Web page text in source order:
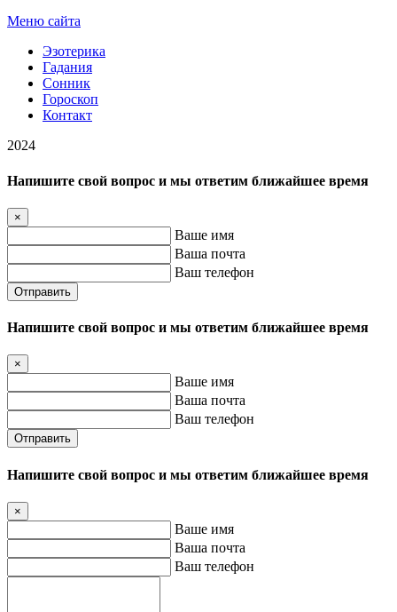
Меню сайта
Эзотерика
Гадания
Сонник
Гороскоп
Контакт
2024
Напишите свой вопрос и мы ответим ближайшее время
×
Ваше имя
Ваша почта
Ваш телефон
Отправить
Напишите свой вопрос и мы ответим ближайшее время
×
Ваше имя
Ваша почта
Ваш телефон
Отправить
Напишите свой вопрос и мы ответим ближайшее время
×
Ваше имя
Ваша почта
Ваш телефон